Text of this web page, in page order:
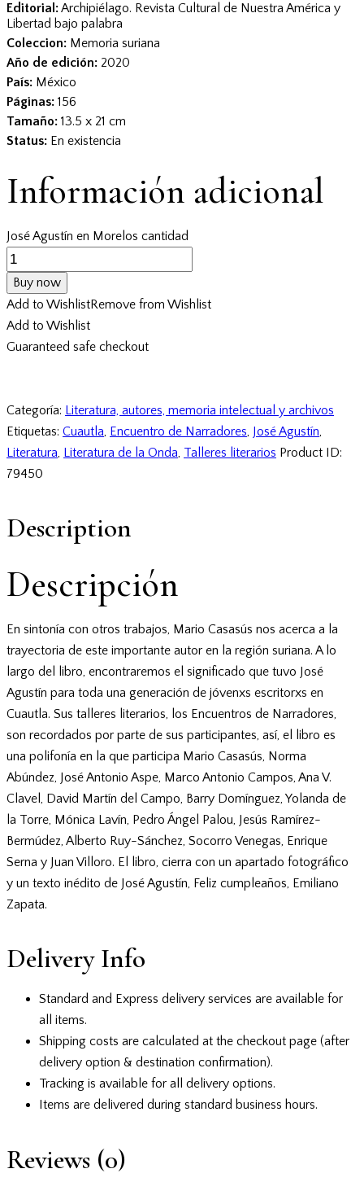
Editorial:Archipiélago. Revista Cultural de Nuestra América y
Libertad bajo palabra
Coleccion: Memoria suriana
Año de edición: 2020
País: México
Páginas: 156
Tamaño: 13.5 x 21 cm
Status: En existencia
Información adicional
José Agustín en Morelos cantidad
Buy now
Add to WishlistRemove from Wishlist
Add to Wishlist
Guaranteed safe checkout
Categoría: Literatura, autores, memoria intelectual y archivos
Etiquetas: Cuautla, Encuentro de Narradores, José Agustín,
Literatura, Literatura de la Onda, Talleres literarios Product ID:
79450
Description
Descripción
En sintonía con otros trabajos, Mario Casasús nos acerca a la
trayectoria de este importante autor en la región suriana. A lo
largo del libro, encontraremos el significado que tuvo José
Agustín para toda una generación de jóvenxs escritorxs en
Cuautla. Sus talleres literarios, los Encuentros de Narradores,
son recordados por parte de sus participantes, así, el libro es
una polifonía en la que participa Mario Casasús, Norma
Abúndez, José Antonio Aspe, Marco Antonio Campos, Ana V.
Clavel, David Martín del Campo, Barry Domínguez, Yolanda de
la Torre, Mónica Lavín, Pedro Ángel Palou, Jesús Ramírez-
Bermúdez, Alberto Ruy-Sánchez, Socorro Venegas, Enrique
Serna y Juan Villoro. El libro, cierra con un apartado fotográfico
y un texto inédito de José Agustín, Feliz cumpleaños, Emiliano
Zapata.
Delivery Info
Standard and Express delivery services are available for
all items.
Shipping costs are calculated at the checkout page (after
delivery option & destination confirmation).
Tracking is available for all delivery options.
Items are delivered during standard business hours.
Reviews (0)